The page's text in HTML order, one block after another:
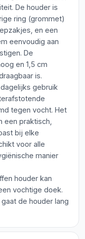
De houder is
ring (grommet)
en een
eenvoudig aan
De
en 1,5 cm
is.
gebruik
tegen vocht. Het
een praktisch,
bij elke
voor alle
manier
houder kan
vochtige doek.
de houder lang